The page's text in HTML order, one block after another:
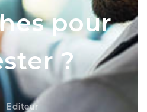
pour
?
Editeur